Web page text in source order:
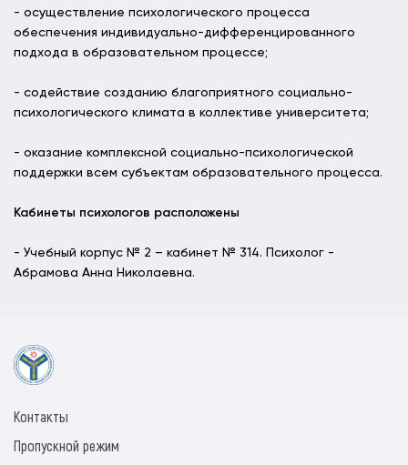
- осуществление психологического процесса
обеспечения индивидуально-дифференцированного
подхода в образовательном процессе;
- содействие созданию благоприятного социально-
психологического климата в коллективе университета;
- оказание комплексной социально-психологической
поддержки всем субъектам образовательного процесса.
Кабинеты психологов расположены
- Учебный корпус № 2 – кабинет № 314. Психолог -
Абрамова Анна Николаевна.
Контакты
Пропускной режим